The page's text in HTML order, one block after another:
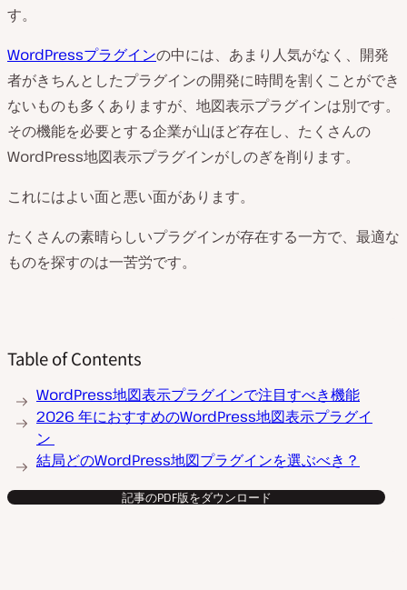
す。
WordPressプラグインの中には、あまり人気がなく、開発
者がきちんとしたプラグインの開発に時間を割くことができ
ないものも多くありますが、地図表示プラグインは別です。
その機能を必要とする企業が山ほど存在し、たくさんの
WordPress地図表示プラグインがしのぎを削ります。
これにはよい面と悪い面があります。
たくさんの素晴らしいプラグインが存在する一方で、最適な
ものを探すのは一苦労です。
Table of Contents
WordPress地図表示プラグインで注目すべき機能
2026 年におすすめのWordPress地図表示プラグイ
ン
結局どのWordPress地図プラグインを選ぶべき？
記事のPDF版をダウンロード